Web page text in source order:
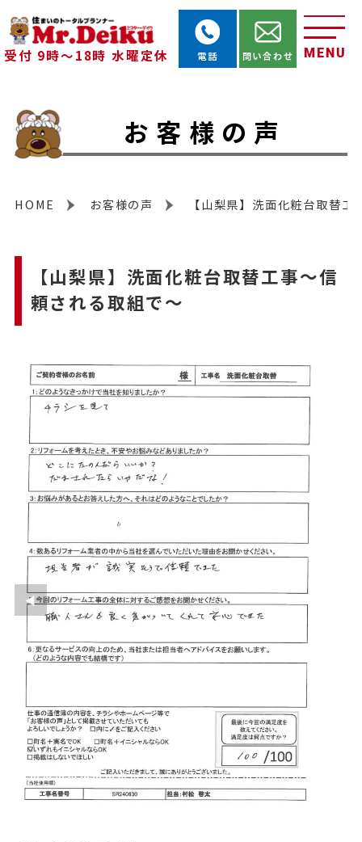
受付 9時～18時 水曜定休 MENU
電話 問い合わせ
お客様の声
HOME お客様の声 【山梨県】洗面化粧台取替
【山梨県】洗面化粧台取替工事～信
頼される取組で～